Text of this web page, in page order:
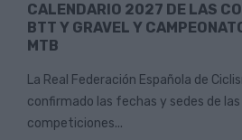
CALENDARIO 2027 DE LAS
BTT Y GRAVEL Y
MTB
La Real Federación Española de
confirmado las fechas y sedes de
competiciones...